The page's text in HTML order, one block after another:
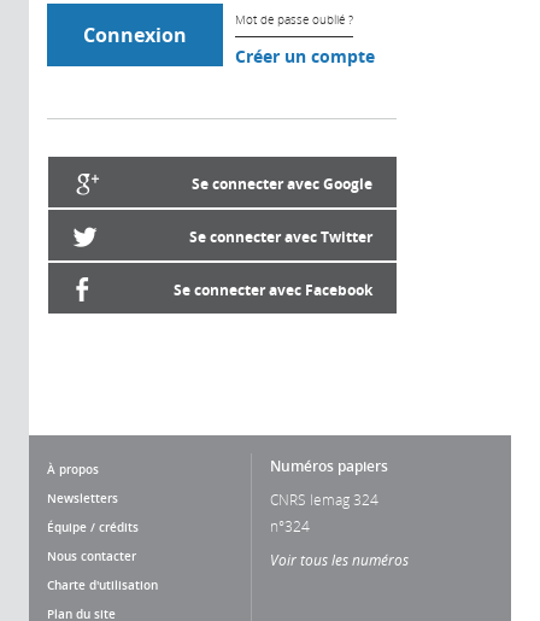
Mot de passe oublié ?
Créer un compte
Se connecter avec Google
Se connecter avec Twitter
Se connecter avec Facebook
À propos
Newsletters
Équipe / crédits
Nous contacter
Charte d'utilisation
Plan du site
Numéros papiers
CNRS lemag 324
n°324
Voir tous les numéros